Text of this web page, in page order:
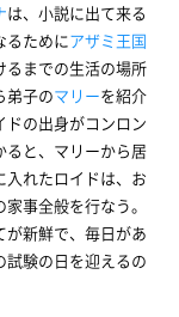
は、小説に出て来る
るためにアザミ王国
るまでの生活の場所
弟子のマリーを紹介
ドの出身がコンロン
ると、マリーから居
れたロイドは、お
事全般を行なう。
新鮮で、毎日があ
試験の日を迎えるの